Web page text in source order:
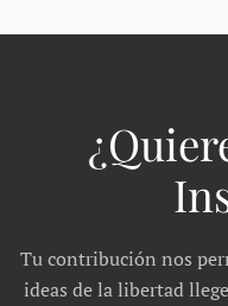
Tu contribución nos
ideas de la libertad